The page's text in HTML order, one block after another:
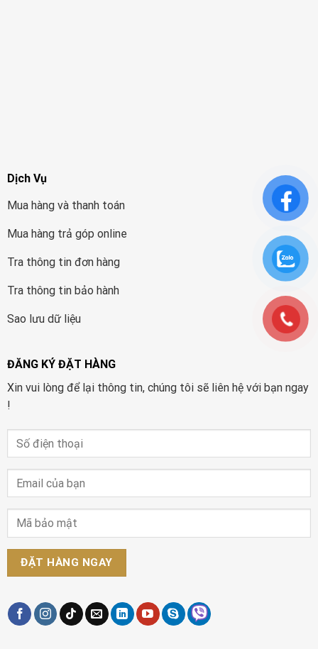
Dịch Vụ
Mua hàng và thanh toán
Mua hàng trả góp online
Tra thông tin đơn hàng
Tra thông tin bảo hành
Sao lưu dữ liệu
ĐĂNG KÝ ĐẶT HÀNG
Xin vui lòng để lại thông tin, chúng tôi sẽ liên hệ với bạn ngay
!